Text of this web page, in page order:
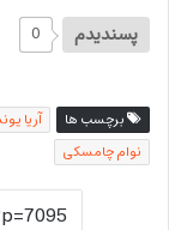
پسندیدم 0
برچسب ها آریا
نوام چامسکی